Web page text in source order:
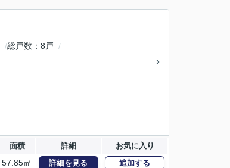
総戸数
8戸
面積 詳細 お気に入り
57.85㎡ 詳細を見る 追加する